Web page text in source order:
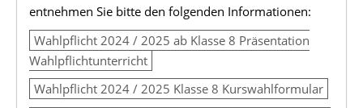
entnehmen Sie bitte den folgenden Informationen:
Wahlpflicht 2024 / 2025 ab Klasse 8 Präsentation
Wahlpflichtunterricht
Wahlpflicht 2024 / 2025 Klasse 8 Kurswahlformular